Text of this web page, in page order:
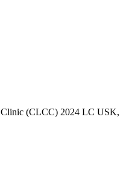
(CLCC) 2024 LC USK,